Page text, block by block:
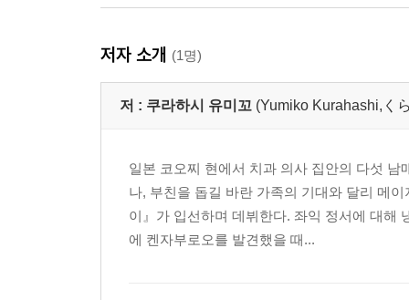
저자 소개 (1명)
저 : 쿠라하시 유미꼬 (Yumiko Kurahashi,く
일본 코오찌 현에서 치과 의사 집안의 다섯
나, 부친을 돕길 바란 가족의 기대와 달리 메
이』가 입선하며 데뷔한다. 좌익 정서에 대해
에 켄자부로오를 발견했을 때...